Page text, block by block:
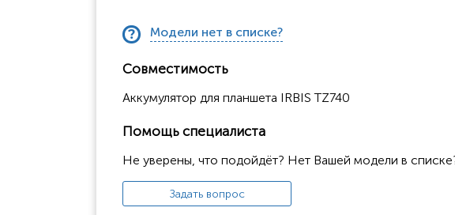
Модели нет в списке?
Совместимость
Аккумулятор для планшета IRBIS TZ740
Помощь специалиста
Не уверены, что подойдёт? Нет Вашей модели в
Задать вопрос